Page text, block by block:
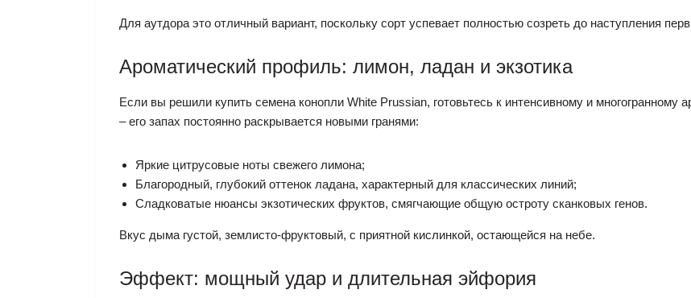
Для аутдора это отличный вариант, поскольку сорт успевает полностью созреть до наступления
Ароматический профиль: лимон, ладан и экзотика
Если вы решили купить семена конопли White Prussian, готовьтесь к интенсивному и многогранному
– его запах постоянно раскрывается новыми гранями:
Яркие цитрусовые ноты свежего лимона;
Благородный, глубокий оттенок ладана, характерный для классических линий;
Сладковатые нюансы экзотических фруктов, смягчающие общую остроту сканковых генов.
Вкус дыма густой, землисто-фруктовый, с приятной кислинкой, остающейся на небе.
Эффект: мощный удар и длительная эйфория